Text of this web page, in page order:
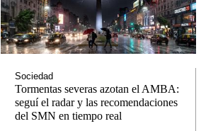
Sociedad
Tormentas severas azotan el AMBA:
seguí el radar y las recomendaciones
del SMN en tiempo real